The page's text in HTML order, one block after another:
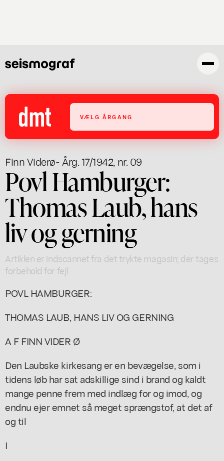
VÆLG ÅRGANG
Finn Viderø- Årg. 17/1942, nr. 09
Povl Hamburger:
Thomas Laub, hans
liv og gerning
Artiklen er indscannet fra det trykte magasin; der tages
forbehold for fejl
POVL HAMBURGER:
THOMAS LAUB, HANS LIV OG GERNING
A F FINN VIDER Ø
Den Laubske kirkesang er en bevægelse, som i
tidens løb har sat adskillige sind i brand og kaldt
mange penne frem med indlæg for og imod, og
endnu ejer emnet så meget sprængstof, at det af
og til
I